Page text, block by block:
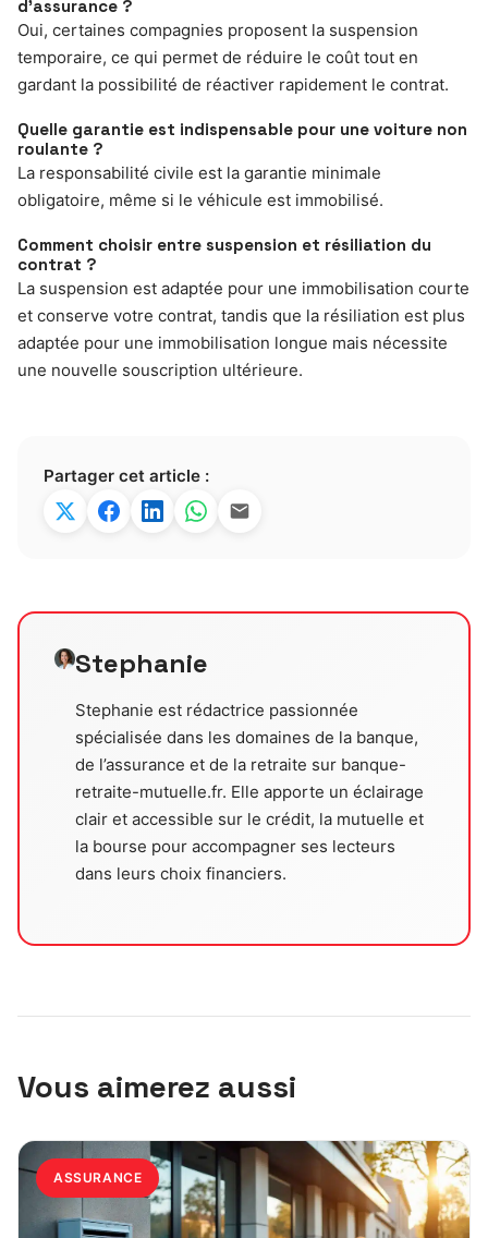
d’assurance ?
Oui, certaines compagnies proposent la suspension
temporaire, ce qui permet de réduire le coût tout en
gardant la possibilité de réactiver rapidement le contrat.
Quelle garantie est indispensable pour une voiture non
roulante ?
La responsabilité civile est la garantie minimale
obligatoire, même si le véhicule est immobilisé.
Comment choisir entre suspension et résiliation du
contrat ?
La suspension est adaptée pour une immobilisation courte
et conserve votre contrat, tandis que la résiliation est plus
adaptée pour une immobilisation longue mais nécessite
une nouvelle souscription ultérieure.
Partager cet article :
Stephanie
Stephanie est rédactrice passionnée
spécialisée dans les domaines de la banque,
de l’assurance et de la retraite sur banque-
retraite-mutuelle.fr. Elle apporte un éclairage
clair et accessible sur le crédit, la mutuelle et
la bourse pour accompagner ses lecteurs
dans leurs choix financiers.
Vous aimerez aussi
ASSURANCE